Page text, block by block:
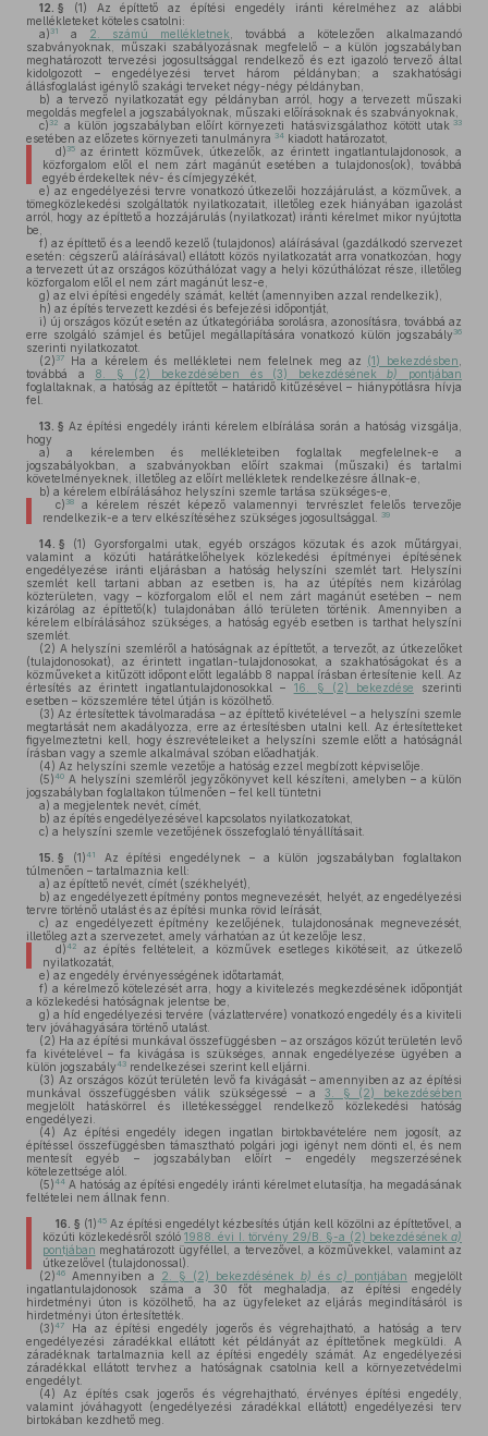
12. § (1) Az építtető az építési engedély iránti kérelméhez az alábbi
mellékleteket köteles csatolni:
a) 31 a 2. számú mellékletnek , továbbá a kötelezően alkalmazandó
szabványoknak, műszaki szabályozásnak megfelelő – a külön jogszabályban
meghatározott tervezési jogosultsággal rendelkező és ezt igazoló tervező által
kidolgozott – engedélyezési tervet három példányban; a szakhatósági
állásfoglalást igénylő szakági terveket négy-négy példányban,
b) a tervező nyilatkozatát egy példányban arról, hogy a tervezett műszaki
megoldás megfelel a jogszabályoknak, műszaki előírásoknak és szabványoknak,
c) 32 a külön jogszabályban előírt környezeti hatásvizsgálathoz kötött utak 33
esetében az előzetes környezeti tanulmányra 34 kiadott határozatot,
d) 35az érintett közművek, útkezelők, az érintett ingatlantulajdonosok, a
közforgalom elől el nem zárt magánút esetében a tulajdonos(ok), továbbá
egyéb érdekeltek név- és címjegyzékét,
e) az engedélyezési tervre vonatkozó útkezelői hozzájárulást, a közművek, a
tömegközlekedési szolgáltatók nyilatkozatait, illetőleg ezek hiányában igazolást
arról, hogy az építtető a hozzájárulás (nyilatkozat) iránti kérelmet mikor nyújtotta
be,
f) az építtető és a leendő kezelő (tulajdonos) aláírásával (gazdálkodó szervezet
esetén: cégszerű aláírásával) ellátott közös nyilatkozatát arra vonatkozóan, hogy
a tervezett út az országos közúthálózat vagy a helyi közúthálózat része, illetőleg
közforgalom elől el nem zárt magánút lesz-e,
g) az elvi építési engedély számát, keltét (amennyiben azzal rendelkezik),
h) az építés tervezett kezdési és befejezési időpontját,
i) új országos közút esetén az útkategóriába sorolásra, azonosításra, továbbá az
erre szolgáló számjel és betűjel megállapítására vonatkozó külön jogszabály 36
szerinti nyilatkozatot.
(2) 37 Ha a kérelem és mellékletei nem felelnek meg az (1) bekezdésben
továbbá a 8. § (2) bekezdésében és (3) bekezdésénekb)
pontjában
foglaltaknak, a hatóság az építtetőt – határidő kitűzésével – hiánypótlásra hívja
fel.
13. § Az építési engedély iránti kérelem elbírálása során a hatóság vizsgálja,
hogy
a) a kérelemben és mellékleteiben foglaltak megfelelnek-e a
jogszabályokban, a szabványokban előírt szakmai (műszaki) és tartalmi
követelményeknek, illetőleg az előírt mellékletek rendelkezésre állnak-e,
b) a kérelem elbírálásához helyszíni szemle tartása szükséges-e,
c) 38a kérelem részét képező valamennyi tervrészlet felelős tervezője
rendelkezik-e a terv elkészítéséhez szükséges jogosultsággal.
39
14. § (1) Gyorsforgalmi utak, egyéb országos közutak és azok műtárgyai,
valamint a közúti határátkelőhelyek közlekedési építményei építésének
engedélyezése iránti eljárásban a hatóság helyszíni szemlét tart. Helyszíni
szemlét kell tartani abban az esetben is, ha az útépítés nem kizárólag
közterületen, vagy – közforgalom elől el nem zárt magánút esetében – nem
kizárólag az építtető(k) tulajdonában álló területen történik. Amennyiben a
kérelem elbírálásához szükséges, a hatóság egyéb esetben is tarthat helyszíni
szemlét.
(2) A helyszíni szemléről a hatóságnak az építtetőt, a tervezőt, az útkezelőket
(tulajdonosokat), az érintett ingatlan-tulajdonosokat, a szakhatóságokat és a
közműveket a kitűzött időpont előtt legalább 8 nappal írásban értesítenie kell. Az
értesítés az érintett ingatlantulajdonosokkal – 16. § (2) bekezdése szerinti
esetben – közszemlére tétel útján is közölhető.
(3) Az értesítettek távolmaradása – az építtető kivételével – a helyszíni szemle
megtartását nem akadályozza, erre az értesítésben utalni kell. Az értesítetteket
figyelmeztetni kell, hogy észrevételeiket a helyszíni szemle előtt a hatóságnál
írásban vagy a szemle alkalmával szóban előadhatják.
(4) Az helyszíni szemle vezetője a hatóság ezzel megbízott képviselője.
(5)40 A helyszíni szemléről jegyzőkönyvet kell készíteni, amelyben – a külön
jogszabályban foglaltakon túlmenően – fel kell tüntetni
a) a megjelentek nevét, címét,
b) az építés engedélyezésével kapcsolatos nyilatkozatokat,
c) a helyszíni szemle vezetőjének összefoglaló tényállításait.
15. § (1)41
Az építési engedélynek – a külön jogszabályban foglaltakon
túlmenően – tartalmaznia kell:
a) az építtető nevét, címét (székhelyét),
b) az engedélyezett építmény pontos megnevezését, helyét, az engedélyezési
tervre történő utalást és az építési munka rövid leírását,
c) az engedélyezett építmény kezelőjének, tulajdonosának megnevezését,
illetőleg azt a szervezetet, amely várhatóan az út kezelője lesz,
d)42
az építés feltételeit, a közművek esetleges kikötéseit, az útkezelő
nyilatkozatát,
e) az engedély érvényességének időtartamát,
f) a kérelmező kötelezését arra, hogy a kivitelezés megkezdésének időpontját
a közlekedési hatóságnak jelentse be,
g) a híd engedélyezési tervére (vázlattervére) vonatkozó engedély és a kiviteli
terv jóváhagyására történő utalást.
(2) Ha az építési munkával összefüggésben – az országos közút területén levő
fa kivételével – fa kivágása is szükséges, annak engedélyezése ügyében a
külön jogszabály43 rendelkezései szerint kell eljárni.
(3) Az országos közút területén levő fa kivágását – amennyiben az az építési
munkával összefüggésben válik szükségessé – a 3. § (2) bekezdésében
megjelölt hatáskörrel és illetékességgel rendelkező közlekedési hatóság
engedélyezi.
(4) Az építési engedély idegen ingatlan birtokbavételére nem jogosít, az
építéssel összefüggésben támasztható polgári jogi igényt nem dönti el, és nem
mentesít egyéb – jogszabályban előírt – engedély megszerzésének
kötelezettsége alól.
(5)44 A hatóság az építési engedély iránti kérelmet elutasítja, ha megadásának
feltételei nem állnak fenn.
16. § (1)45Az építési engedélyt kézbesítés útján kell közölni az építtetővel, a
közúti közlekedésről szóló1988. évi I. törvény 29/B. §-a (2) bekezdéséneka)
pontjában meghatározott ügyféllel, a tervezővel, a közművekkel, valamint az
útkezelővel (tulajdonossal).
(2)46 Amennyiben a 2. § (2) bekezdésének b) és c) pontjában megjelölt
ingatlantulajdonosok száma a 30 főt meghaladja, az építési engedély
hirdetményi úton is közölhető, ha az ügyfeleket az eljárás megindításáról is
hirdetményi úton értesítették.
(3)47
Ha az építési engedély jogerős és végrehajtható, a hatóság a terv
engedélyezési záradékkal ellátott két példányát az építtetőnek megküldi. A
záradéknak tartalmaznia kell az építési engedély számát. Az engedélyezési
záradékkal ellátott tervhez a hatóságnak csatolnia kell a környezetvédelmi
engedélyt.
(4) Az építés csak jogerős és végrehajtható, érvényes építési engedély,
valamint jóváhagyott (engedélyezési záradékkal ellátott) engedélyezési terv
birtokában kezdhető meg.